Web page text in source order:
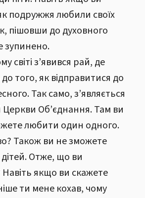
подружжя любили своїх
пішовши до духовного
зупинено.
світі з’явився рай, де
того, як відправитися до
Так само, з’являється
Церкви Об’єднання. Там ви
любити один одного.
Також ви не зможете
Отже, що ви
якщо ви скажете
ти мене кохав, чому